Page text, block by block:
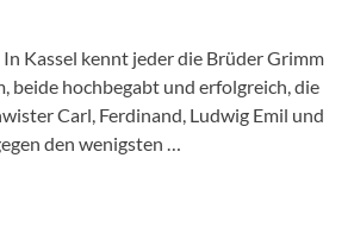
Kassel kennt jeder die Brüder Grimm
beide hochbegabt und erfolgreich, die
Carl, Ferdinand, Ludwig Emil und
den wenigsten …